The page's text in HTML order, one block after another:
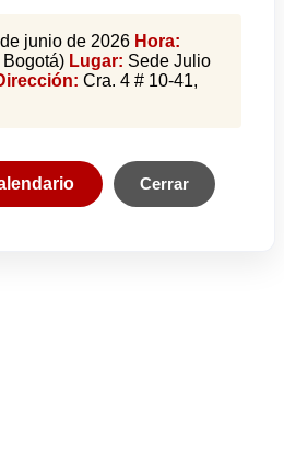
junio de 2026 Hora:
Bogotá) Lugar: Sede Julio
Cra. 4 # 10-41,
Cerrar